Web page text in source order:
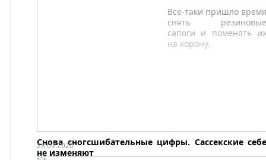
Снова сногсшибательные цифры. Сассекские себе
не изменяют
28.09.2020
Все-таки пришло время
снять резиновые
сапоги и поменять их
на корону.